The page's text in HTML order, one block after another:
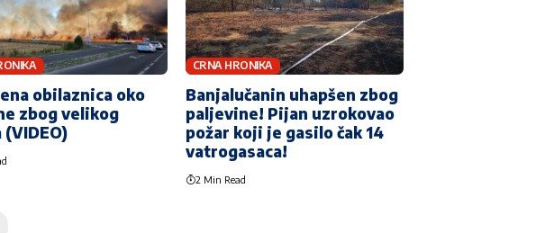
obilaznica oko
zbog velikog
(VIDEO)
CRNA HRONIKA
Banjalučanin uhapšen zbog
paljevine! Pijan uzrokovao
požar koji je gasilo čak 14
vatrogasaca!
2 Min Read